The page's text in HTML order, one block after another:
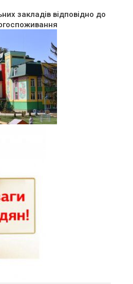
закладів відповідно до